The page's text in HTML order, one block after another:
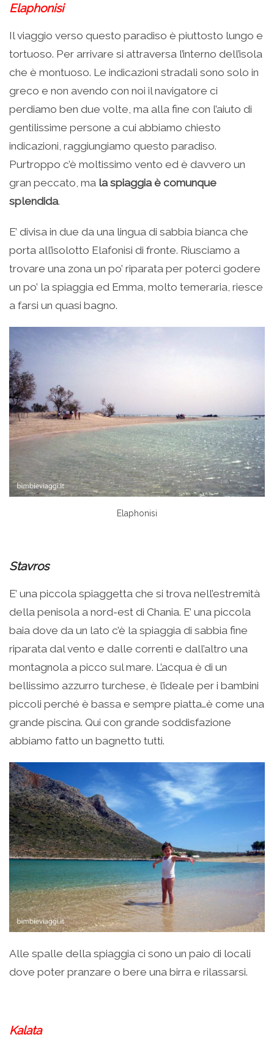
Elaphonisi
Il viaggio verso questo paradiso è piuttosto lungo e
tortuoso. Per arrivare si attraversa l’interno dell’isola
che è montuoso. Le indicazioni stradali sono solo in
greco e non avendo con noi il navigatore ci
perdiamo ben due volte, ma alla fine con l’aiuto di
gentilissime persone a cui abbiamo chiesto
indicazioni, raggiungiamo questo paradiso.
Purtroppo c’è moltissimo vento ed è davvero un
gran peccato, ma la spiaggia è comunque
splendida.
E’ divisa in due da una lingua di sabbia bianca che
porta all’isolotto Elafonisi di fronte. Riusciamo a
trovare una zona un po’ riparata per poterci godere
un po’ la spiaggia ed Emma, molto temeraria, riesce
a farsi un quasi bagno.
Elaphonisi
Stavros
E’ una piccola spiaggetta che si trova nell’estremità
della penisola a nord-est di Chania. E’ una piccola
baia dove da un lato c’è la spiaggia di sabbia fine
riparata dal vento e dalle correnti e dall’altro una
montagnola a picco sul mare. L’acqua è di un
bellissimo azzurro turchese, è l’ideale per i bambini
piccoli perché è bassa e sempre piatta…è come una
grande piscina. Qui con grande soddisfazione
abbiamo fatto un bagnetto tutti.
Alle spalle della spiaggia ci sono un paio di locali
dove poter pranzare o bere una birra e rilassarsi.
Kalata